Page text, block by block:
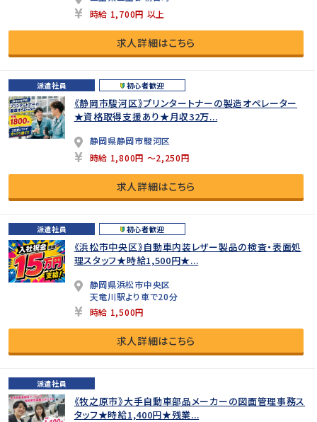
時給 1,700円 以上
求人詳細はこちら
派遣社員 初心者歓迎
《静岡市駿河区》プリンタートナーの製造オペレーター
★資格取得支援あり★月収32万...
静岡県静岡市駿河区
時給 1,800円 ～2,250円
求人詳細はこちら
派遣社員 初心者歓迎
《浜松市中央区》自動車内装レザー製品の検査・表面処
理スタッフ★時給1,500円★...
静岡県浜松市中央区
天竜川駅より車で20分
時給 1,500円
求人詳細はこちら
派遣社員
《牧之原市》大手自動車部品メーカーの図面管理事務ス
タッフ★時給1,400円★残業...